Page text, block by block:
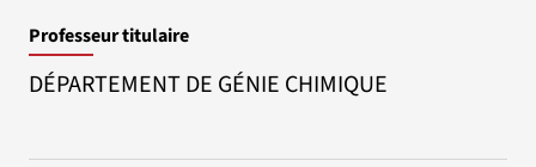
Professeur titulaire
DÉPARTEMENT DE GÉNIE CHIMIQUE